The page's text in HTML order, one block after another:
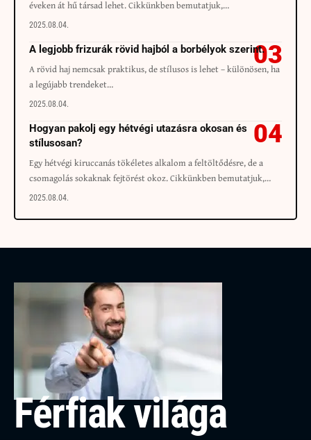
éveken át hű társad lehet. Cikkünkben bemutatjuk,…
2025.08.04.
A legjobb frizurák rövid hajból a borbélyok szerint.
A rövid haj nemcsak praktikus, de stílusos is lehet – különösen, ha
a legújabb trendeket…
2025.08.04.
Hogyan pakolj egy hétvégi utazásra okosan és
stílusosan?
Egy hétvégi kiruccanás tökéletes alkalom a feltöltődésre, de a
csomagolás sokaknak fejtörést okoz. Cikkünkben bemutatjuk,…
2025.08.04.
Férfiak világa